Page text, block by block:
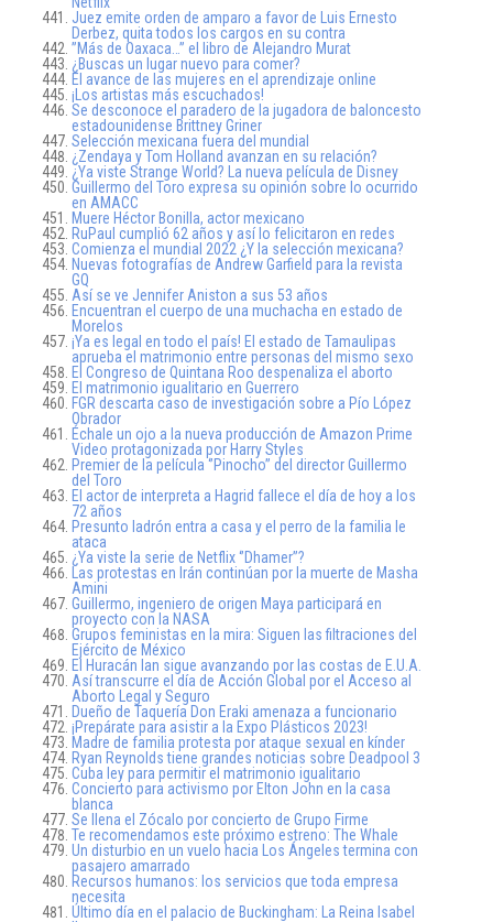
Juez emite orden de amparo a favor de Luis Ernesto
Derbez, quita todos los cargos en su contra
”Más de Oaxaca…” el libro de Alejandro Murat
¿Buscas un lugar nuevo para comer?
El avance de las mujeres en el aprendizaje online
¡Los artistas más escuchados!
Se desconoce el paradero de la jugadora de baloncesto
estadounidense Brittney Griner
Selección mexicana fuera del mundial
¿Zendaya y Tom Holland avanzan en su relación?
¿Ya viste Strange World? La nueva película de Disney
Guillermo del Toro expresa su opinión sobre lo ocurrido
en AMACC
Muere Héctor Bonilla, actor mexicano
RuPaul cumplió 62 años y así lo felicitaron en redes
Comienza el mundial 2022 ¿Y la selección mexicana?
Nuevas fotografías de Andrew Garfield para la revista
GQ
Así se ve Jennifer Aniston a sus 53 años
Encuentran el cuerpo de una muchacha en estado de
Morelos
¡Ya es legal en todo el país! El estado de Tamaulipas
aprueba el matrimonio entre personas del mismo sexo
El Congreso de Quintana Roo despenaliza el aborto
El matrimonio igualitario en Guerrero
FGR descarta caso de investigación sobre a Pío López
Obrador
Échale un ojo a la nueva producción de Amazon Prime
Video protagonizada por Harry Styles
Premier de la película ‘’Pinocho’’ del director Guillermo
del Toro
El actor de interpreta a Hagrid fallece el día de hoy a los
72 años
Presunto ladrón entra a casa y el perro de la familia le
ataca
¿Ya viste la serie de Netflix ‘’Dhamer’’?
Las protestas en Irán continúan por la muerte de Masha
Amini
Guillermo, ingeniero de origen Maya participará en
proyecto con la NASA
Grupos feministas en la mira: Siguen las filtraciones del
Ejército de México
El Huracán Ian sigue avanzando por las costas de E.U.A.
Así transcurre el día de Acción Global por el Acceso al
Aborto Legal y Seguro
Dueño de Taquería Don Eraki amenaza a funcionario
¡Prepárate para asistir a la Expo Plásticos 2023!
Madre de familia protesta por ataque sexual en kínder
Ryan Reynolds tiene grandes noticias sobre Deadpool 3
Cuba ley para permitir el matrimonio igualitario
Concierto para activismo por Elton John en la casa
blanca
Se llena el Zócalo por concierto de Grupo Firme
Te recomendamos este próximo estreno: The Whale
Un disturbio en un vuelo hacia Los Ángeles termina con
pasajero amarrado
Recursos humanos: los servicios que toda empresa
necesita
Último día en el palacio de Buckingham: La Reina Isabel